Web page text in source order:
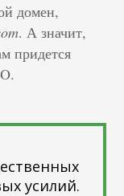
домен,
. А значит,
придется
усилий.